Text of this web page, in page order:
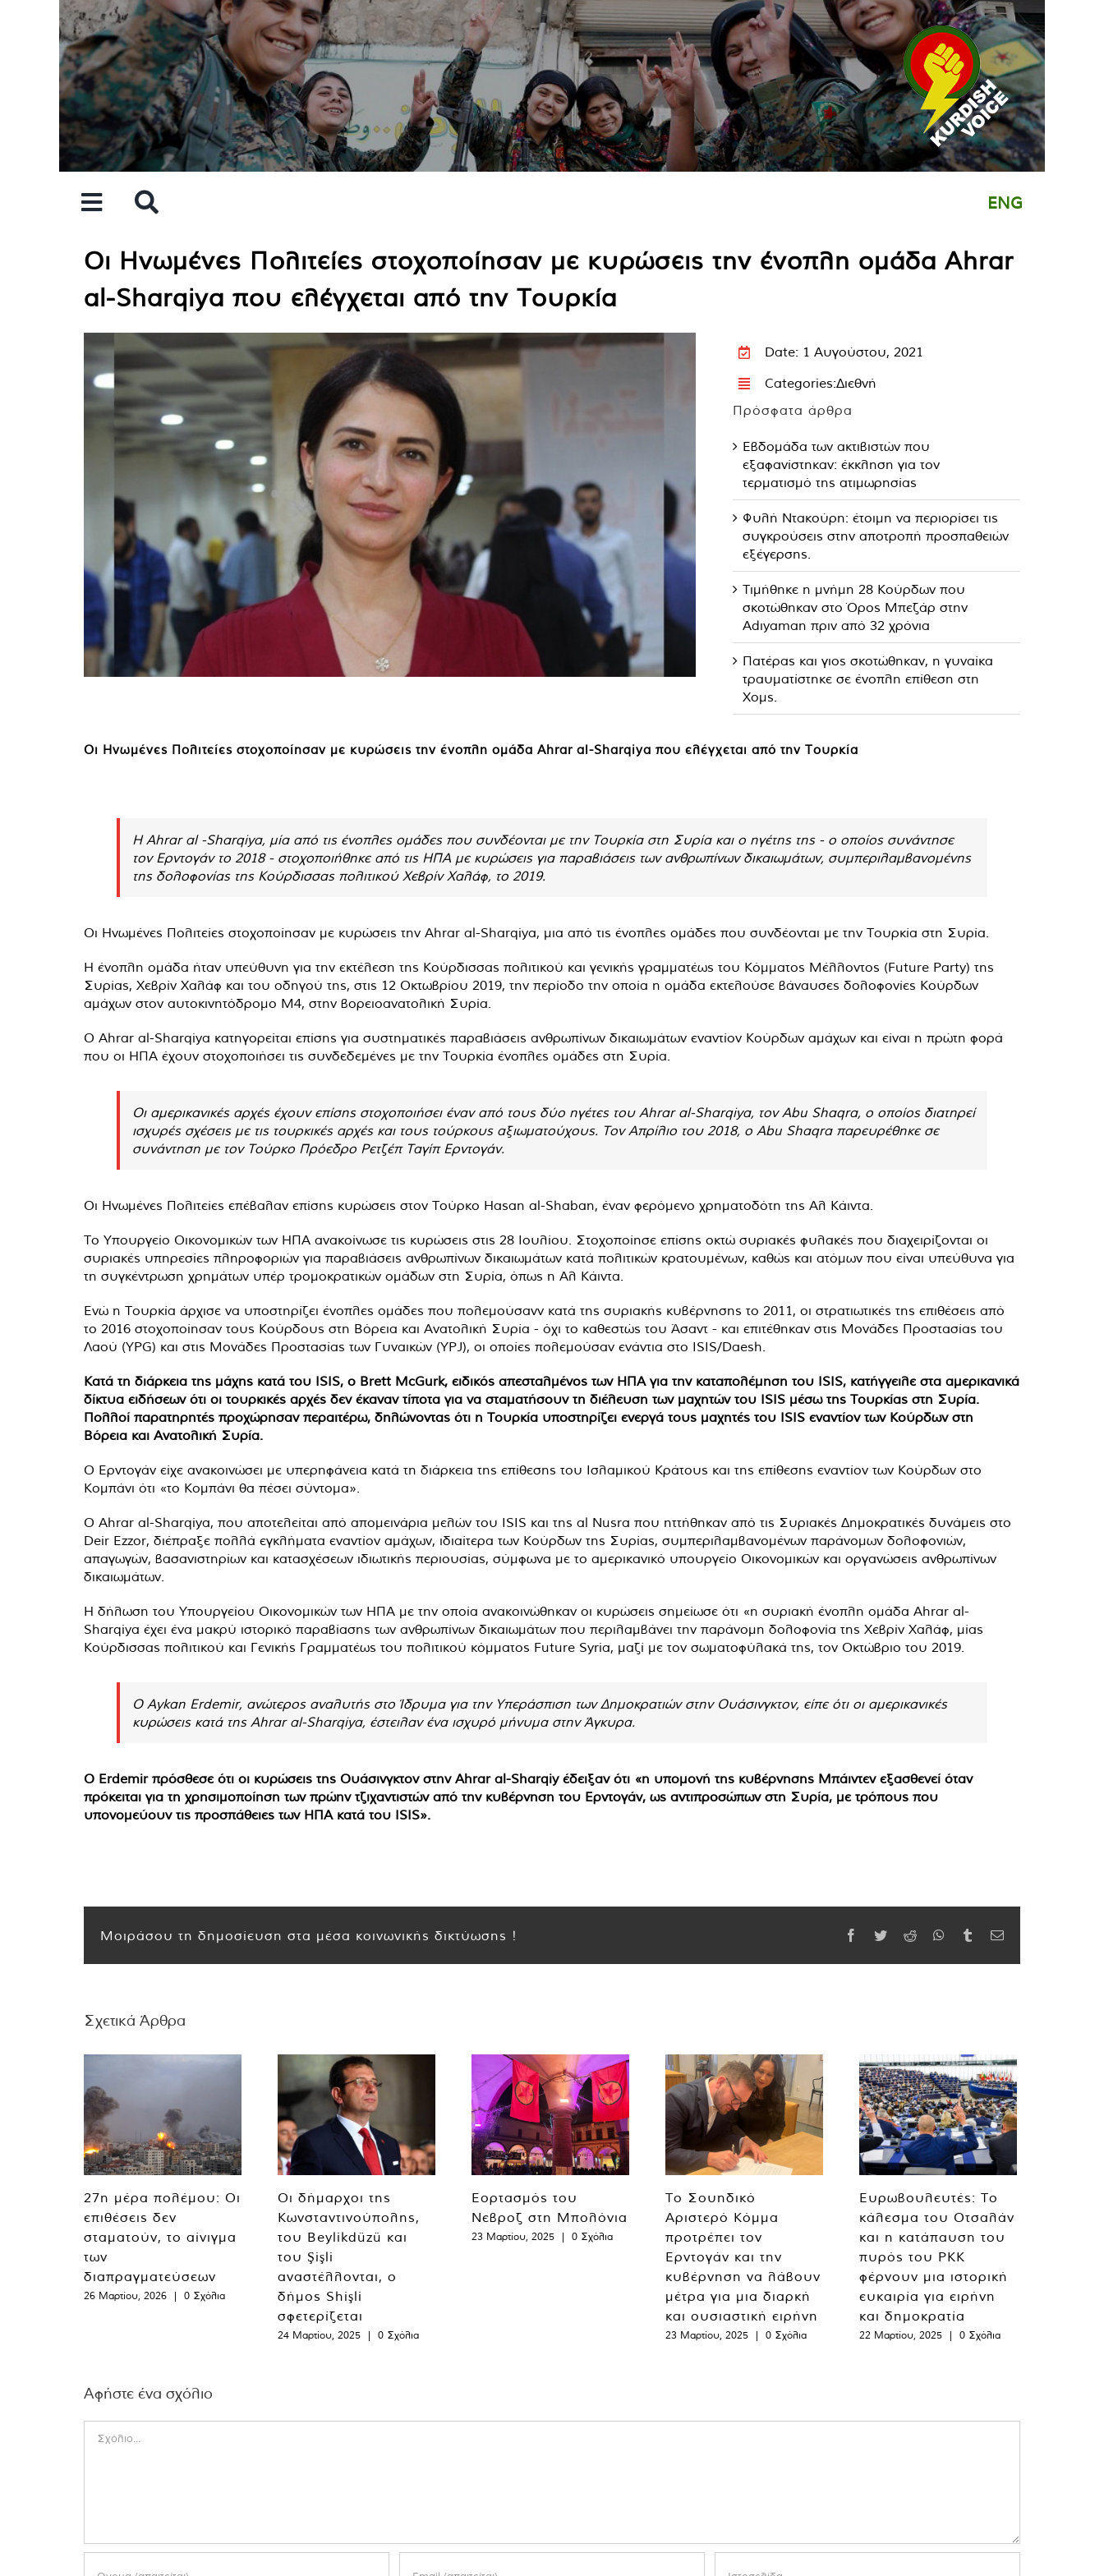
ENG
Οι Ηνωμένες Πολιτείες στοχοποίησαν με κυρώσεις την ένοπλη ομάδα Ahrar
al-Sharqiya που ελέγχεται από την Τουρκία
Date: 1 Αυγούστου, 2021
Categories:Διεθνή
Πρόσφατα άρθρα
Εβδομάδα των ακτιβιστών που
εξαφανίστηκαν: έκκληση για τον
τερματισμό της ατιμωρησίας
Φυλή Ντακούρη: έτοιμη να περιορίσει τις
συγκρούσεις στην αποτροπή προσπαθειών
εξέγερσης.
Τιμήθηκε η μνήμη 28 Κούρδων που
σκοτώθηκαν στο Όρος Μπεζάρ στην
Adıyaman πριν από 32 χρόνια
Πατέρας και γιος σκοτώθηκαν, η γυναίκα
τραυματίστηκε σε ένοπλη επίθεση στη
Χομς.
Οι Ηνωμένες Πολιτείες στοχοποίησαν με κυρώσεις την ένοπλη ομάδα Ahrar al-Sharqiya που ελέγχεται από την Τουρκία
Η Ahrar al -Sharqiya, μία από τις ένοπλες ομάδες που συνδέονται με την Τουρκία στη Συρία και ο ηγέτης της - ο οποίος συνάντησε
τον Ερντογάν το 2018 - στοχοποιήθηκε από τις ΗΠΑ με κυρώσεις για παραβιάσεις των ανθρωπίνων δικαιωμάτων, συμπεριλαμβανομένης
της δολοφονίας της Κούρδισσας πολιτικού Χεβρίν Χαλάφ, το 2019.
Οι Ηνωμένες Πολιτείες στοχοποίησαν με κυρώσεις την Ahrar al-Sharqiya, μια από τις ένοπλες ομάδες που συνδέονται με την Τουρκία στη Συρία.
Η ένοπλη ομάδα ήταν υπεύθυνη για την εκτέλεση της Κούρδισσας πολιτικού και γενικής γραμματέως του Κόμματος Μέλλοντος (Future Party) της
Συρίας, Χεβρίν Χαλάφ και του οδηγού της, στις 12 Οκτωβρίου 2019, την περίοδο την οποία η ομάδα εκτελούσε βάναυσες δολοφονίες Κούρδων
αμάχων στον αυτοκινητόδρομο Μ4, στην βορειοανατολική Συρία.
Ο Ahrar al-Sharqiya κατηγορείται επίσης για συστηματικές παραβιάσεις ανθρωπίνων δικαιωμάτων εναντίον Κούρδων αμάχων και είναι η πρώτη φορά
που οι ΗΠΑ έχουν στοχοποιήσει τις συνδεδεμένες με την Τουρκία ένοπλες ομάδες στη Συρία.
Οι αμερικανικές αρχές έχουν επίσης στοχοποιήσει έναν από τους δύο ηγέτες του Ahrar al-Sharqiya, τον Abu Shaqra, ο οποίος διατηρεί
ισχυρές σχέσεις με τις τουρκικές αρχές και τους τούρκους αξιωματούχους. Τον Απρίλιο του 2018, ο Abu Shaqra παρευρέθηκε σε
συνάντηση με τον Τούρκο Πρόεδρο Ρετζέπ Ταγίπ Ερντογάν.
Οι Ηνωμένες Πολιτείες επέβαλαν επίσης κυρώσεις στον Τούρκο Hasan al-Shaban, έναν φερόμενο χρηματοδότη της Αλ Κάιντα.
Το Υπουργείο Οικονομικών των ΗΠΑ ανακοίνωσε τις κυρώσεις στις 28 Ιουλίου. Στοχοποίησε επίσης οκτώ συριακές φυλακές που διαχειρίζονται οι
συριακές υπηρεσίες πληροφοριών για παραβιάσεις ανθρωπίνων δικαιωμάτων κατά πολιτικών κρατουμένων, καθώς και ατόμων που είναι υπεύθυνα για
τη συγκέντρωση χρημάτων υπέρ τρομοκρατικών ομάδων στη Συρία, όπως η Αλ Κάιντα.
Ενώ η Τουρκία άρχισε να υποστηρίζει ένοπλες ομάδες που πολεμούσανν κατά της συριακής κυβέρνησης το 2011, οι στρατιωτικές της επιθέσεις από
το 2016 στοχοποίησαν τους Κούρδους στη Βόρεια και Ανατολική Συρία - όχι το καθεστώς του Άσαντ - και επιτέθηκαν στις Μονάδες Προστασίας του
Λαού (YPG) και στις Μονάδες Προστασίας των Γυναικών (YPJ), οι οποίες πολεμούσαν ενάντια στο ISIS/Daesh.
Κατά τη διάρκεια της μάχης κατά του ISIS, ο Brett McGurk, ειδικός απεσταλμένος των ΗΠΑ για την καταπολέμηση του ISIS, κατήγγειλε στα αμερικανικά
δίκτυα ειδήσεων ότι οι τουρκικές αρχές δεν έκαναν τίποτα για να σταματήσουν τη διέλευση των μαχητών του ISIS μέσω της Τουρκίας στη Συρία.
Πολλοί παρατηρητές προχώρησαν περαιτέρω, δηλώνοντας ότι η Τουρκία υποστηρίζει ενεργά τους μαχητές του ISIS εναντίον των Κούρδων στη
Βόρεια και Ανατολική Συρία.
Ο Ερντογάν είχε ανακοινώσει με υπερηφάνεια κατά τη διάρκεια της επίθεσης του Ισλαμικού Κράτους και της επίθεσης εναντίον των Κούρδων στο
Κομπάνι ότι «το Κομπάνι θα πέσει σύντομα».
Ο Ahrar al-Sharqiya, που αποτελείται από απομεινάρια μελών του ISIS και της al Nusra που ηττήθηκαν από τις Συριακές Δημοκρατικές δυνάμεις στο
Deir Ezzor, διέπραξε πολλά εγκλήματα εναντίον αμάχων, ιδιαίτερα των Κούρδων της Συρίας, συμπεριλαμβανομένων παράνομων δολοφονιών,
απαγωγών, βασανιστηρίων και κατασχέσεων ιδιωτικής περιουσίας, σύμφωνα με το αμερικανικό υπουργείο Οικονομικών και οργανώσεις ανθρωπίνων
δικαιωμάτων.
Η δήλωση του Υπουργείου Οικονομικών των ΗΠΑ με την οποία ανακοινώθηκαν οι κυρώσεις σημείωσε ότι «η συριακή ένοπλη ομάδα Ahrar al-
Sharqiya έχει ένα μακρύ ιστορικό παραβίασης των ανθρωπίνων δικαιωμάτων που περιλαμβάνει την παράνομη δολοφονία της Χεβρίν Χαλάφ, μίας
Κούρδισσας πολιτικού και Γενικής Γραμματέως του πολιτικού κόμματος Future Syria, μαζί με τον σωματοφύλακά της, τον Οκτώβριο του 2019.
Ο Aykan Erdemir, ανώτερος αναλυτής στο Ίδρυμα για την Υπεράσπιση των Δημοκρατιών στην Ουάσινγκτον, είπε ότι οι αμερικανικές
κυρώσεις κατά της Ahrar al-Sharqiya, έστειλαν ένα ισχυρό μήνυμα στην Άγκυρα.
Ο Erdemir πρόσθεσε ότι οι κυρώσεις της Ουάσινγκτον στην Ahrar al-Sharqiy έδειξαν ότι «η υπομονή της κυβέρνησης Μπάιντεν εξασθενεί όταν
πρόκειται για τη χρησιμοποίηση των πρώην τζιχαντιστών από την κυβέρνηση του Ερντογάν, ως αντιπροσώπων στη Συρία, με τρόπους που
υπονομεύουν τις προσπάθειες των ΗΠΑ κατά του ISIS».
Μοιράσου τη δημοσίευση στα μέσα κοινωνικής δικτύωσης ! Facebook
TwitterReddit WhatsApp
TumblrEmail
Σχετικά Άρθρα
27η μέρα πολέμου: Οι
επιθέσεις δεν
σταματούν, το αίνιγμα
των
διαπραγματεύσεων
26 Μαρτίου, 2026 | 0 Σχόλια
Οι δήμαρχοι της
Κωνσταντινούπολης,
του Beylikdüzü και
του Şişli
αναστέλλονται, ο
δήμος Shişli
σφετερίζεται
24 Μαρτίου, 2025 | 0 Σχόλια
Εορτασμός του
Νεβροζ στη Μπολόνια
23 Μαρτίου, 2025 | 0 Σχόλια
Το Σουηδικό
Αριστερό Κόμμα
προτρέπει τον
Ερντογάν και την
κυβέρνηση να λάβουν
μέτρα για μια διαρκή
και ουσιαστική ειρήνη
23 Μαρτίου, 2025 | 0 Σχόλια
Ευρωβουλευτές: Το
κάλεσμα του Οτσαλάν
και η κατάπαυση του
πυρός του PKK
φέρνουν μια ιστορική
ευκαιρία για ειρήνη
και δημοκρατία
22 Μαρτίου, 2025 | 0 Σχόλια
Αφήστε ένα σχόλιο